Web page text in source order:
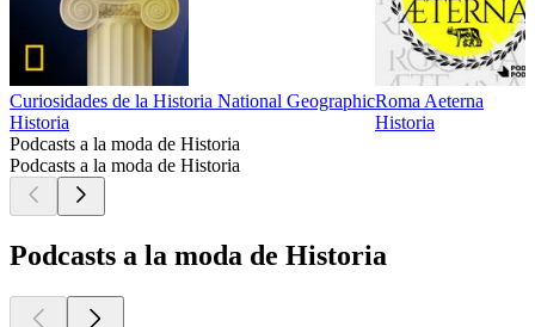
Curiosidades de la Historia National Geographic
Historia
Roma Aeterna
Historia
Podcasts a la moda de Historia
Podcasts a la moda de Historia
Podcasts a la moda de Historia